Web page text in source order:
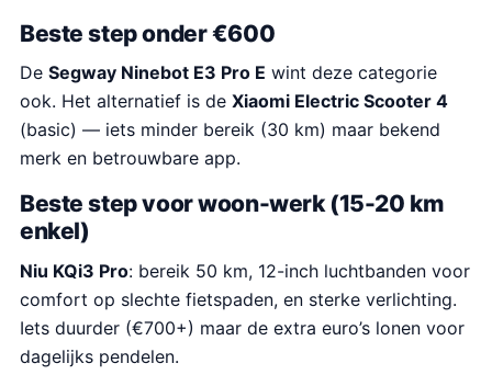
Beste step onder €600
De Segway Ninebot E3 Pro E wint deze categorie
ook. Het alternatief is de Xiaomi Electric Scooter 4
(basic) — iets minder bereik (30 km) maar bekend
merk en betrouwbare app.
Beste step voor woon-werk (15-20 km
enkel)
Niu KQi3 Pro: bereik 50 km, 12-inch luchtbanden voor
comfort op slechte fietspaden, en sterke verlichting.
Iets duurder (€700+) maar de extra euro’s lonen voor
dagelijks pendelen.